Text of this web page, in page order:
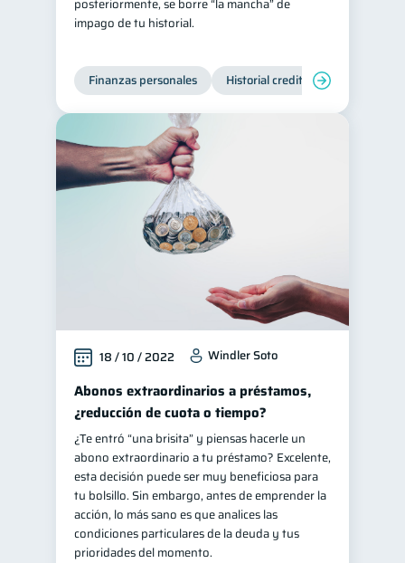
posteriormente, se borre “la mancha” de
impago de tu historial.
Finanzas personales Historial crediticio
18 / 10 / 2022 Windler Soto
Abonos extraordinarios a préstamos,
¿reducción de cuota o tiempo?
¿Te entró “una brisita” y piensas hacerle un
abono extraordinario a tu préstamo? Excelente,
esta decisión puede ser muy beneficiosa para
tu bolsillo. Sin embargo, antes de emprender la
acción, lo más sano es que analices las
condiciones particulares de la deuda y tus
prioridades del momento.